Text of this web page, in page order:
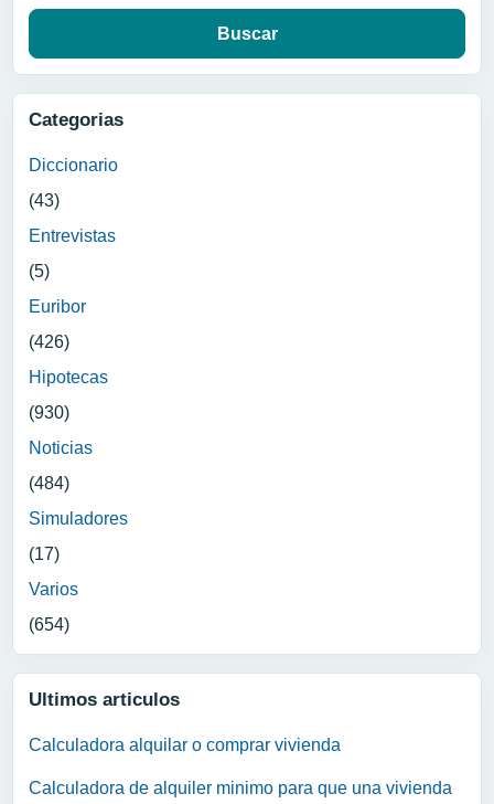
Categorias
Diccionario
(43)
Entrevistas
(5)
Euribor
(426)
Hipotecas
(930)
Noticias
(484)
Simuladores
(17)
Varios
(654)
Ultimos articulos
Calculadora alquilar o comprar vivienda
Calculadora de alquiler minimo para que una vivienda